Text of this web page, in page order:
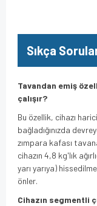
Sıkça
Tavandan emiş
çalışır?
Bu özellik, cihazı
bağladığınızda
zımpara kafası
cihazın 4,8 kg'lık
yarı yarıya)
önler.
Cihazın segmentli